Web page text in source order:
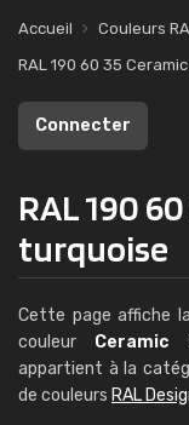
Accueil Couleurs
RAL 190 60 35
Connecter
RAL 190
turquoise
Cette page affiche
couleur Ceramic
appartient à la
de couleurs RAL